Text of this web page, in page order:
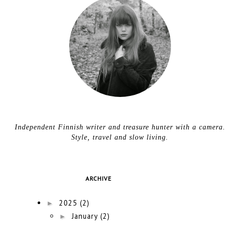
Independent Finnish writer and treasure hunter with a camera.
Style, travel and slow living.
ARCHIVE
►2025(2)
►January(2)